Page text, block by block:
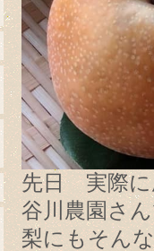
先日 実際に
谷川農園さ
梨にもそん